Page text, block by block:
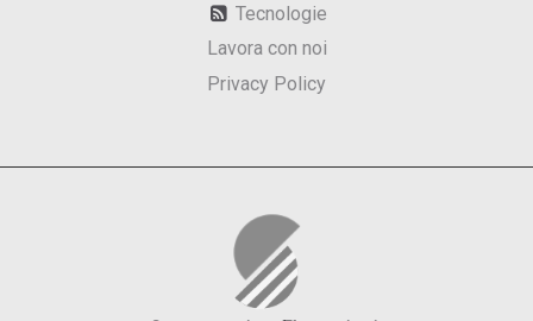
Tecnologie
Lavora con noi
Privacy Policy